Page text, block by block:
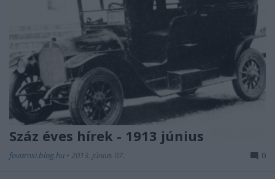
Száz éves hírek - 1913 június
fovarosi.blog.hu • 2013. június 07. 0